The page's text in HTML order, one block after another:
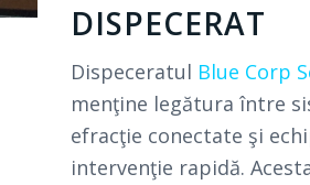
DISPECERAT
Dispeceratul Blue Corp
menţine legătura între
efracţie conectate şi
intervenţie rapidă.